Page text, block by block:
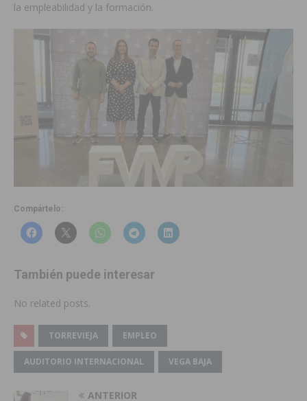
la empleabilidad y la formación.
Compártelo:
También puede interesar
No related posts.
TORREVIEJA EMPLEO
AUDITORIO INTERNACIONAL VEGA BAJA
ANTERIOR